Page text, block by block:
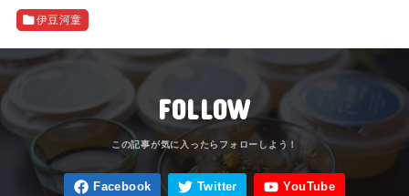
伊豆河童
FOLLOW